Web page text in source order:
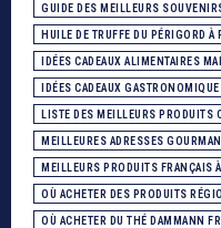
GUIDE DES MEILLEURS
HUILE DE TRUFFE DU PÉRIGORD À
IDÉES CADEAUX ALIMENTAIRES
IDÉES CADEAUX
LISTE DES MEILLEURS PRODUITS
MEILLEURES ADRESSES
MEILLEURS PRODUITS FRANÇAIS
OÙ ACHETER DES PRODUITS
OÙ ACHETER DU THÉ DAMMANN